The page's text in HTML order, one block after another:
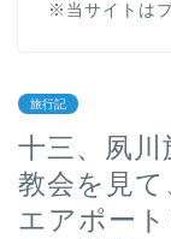
※当サイトは
旅行記
十三、夙川
教会を見
エアポー